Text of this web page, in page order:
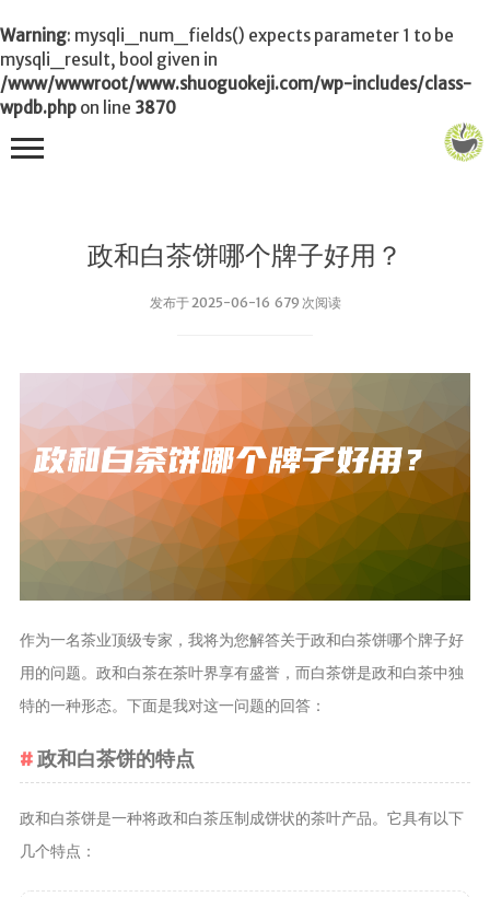
Warning: mysqli_num_fields() expects parameter 1 to be
mysqli_result, bool given in
/www/wwwroot/www.shuoguokeji.com/wp-includes/class-
wpdb.php on line 3870
政和白茶饼哪个牌子好用？
发布于 2025-06-16 679 次阅读
作为一名茶业顶级专家，我将为您解答关于政和白茶饼哪个牌子好
用的问题。政和白茶在茶叶界享有盛誉，而白茶饼是政和白茶中独
特的一种形态。下面是我对这一问题的回答：
政和白茶饼的特点
政和白茶饼是一种将政和白茶压制成饼状的茶叶产品。它具有以下
几个特点：
首页
茶品
饮茶技巧
茶叶品种和
类别
茶叶生产和
擂茶